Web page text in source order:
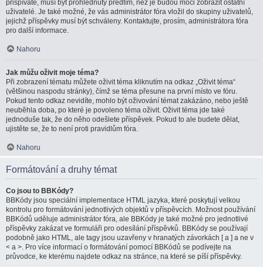
přispíváte, musí být prohlédnuty předtím, než je budou moci zobrazit ostatní
uživatelé. Je také možné, že vás administrátor fóra vložil do skupiny uživatelů,
jejichž příspěvky musí být schváleny. Kontaktujte, prosím, administrátora fóra
pro další informace.
Nahoru
Jak můžu oživit moje téma?
Při zobrazení tématu můžete oživit téma kliknutím na odkaz „Oživit téma“
(většinou naspodu stránky), čímž se téma přesune na první místo ve fóru.
Pokud tento odkaz nevidíte, mohlo být oživování témat zakázáno, nebo ještě
neuběhla doba, po které je povoleno téma oživit. Oživit téma jde také
jednoduše tak, že do něho odešlete příspěvek. Pokud to ale budete dělat,
ujistěte se, že to není proti pravidlům fóra.
Nahoru
Formátování a druhy témat
Co jsou to BBKódy?
BBKódy jsou speciální implementace HTML jazyka, které poskytují velkou
kontrolu pro formátování jednotlivých objektů v příspěvcích. Možnost používání
BBKódů uděluje administrátor fóra, ale BBKódy je také možné pro jednotlivé
příspěvky zakázat ve formuláři pro odesílání příspěvků. BBKódy se používají
podobně jako HTML, ale tagy jsou uzavřeny v hranatých závorkách [ a ] a ne v
< a >. Pro více informací o formátování pomocí BBKódů se podívejte na
průvodce, ke kterému najdete odkaz na stránce, na které se píší příspěvky.